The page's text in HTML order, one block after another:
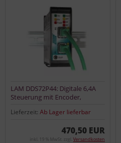
LAM DDS72P44: Digitale 6,4A
Steuerung mit Encoder,
Lieferzeit: Ab Lager lieferbar
470,50 EUR
inkl. 19 % MwSt. zzgl. Versandkosten